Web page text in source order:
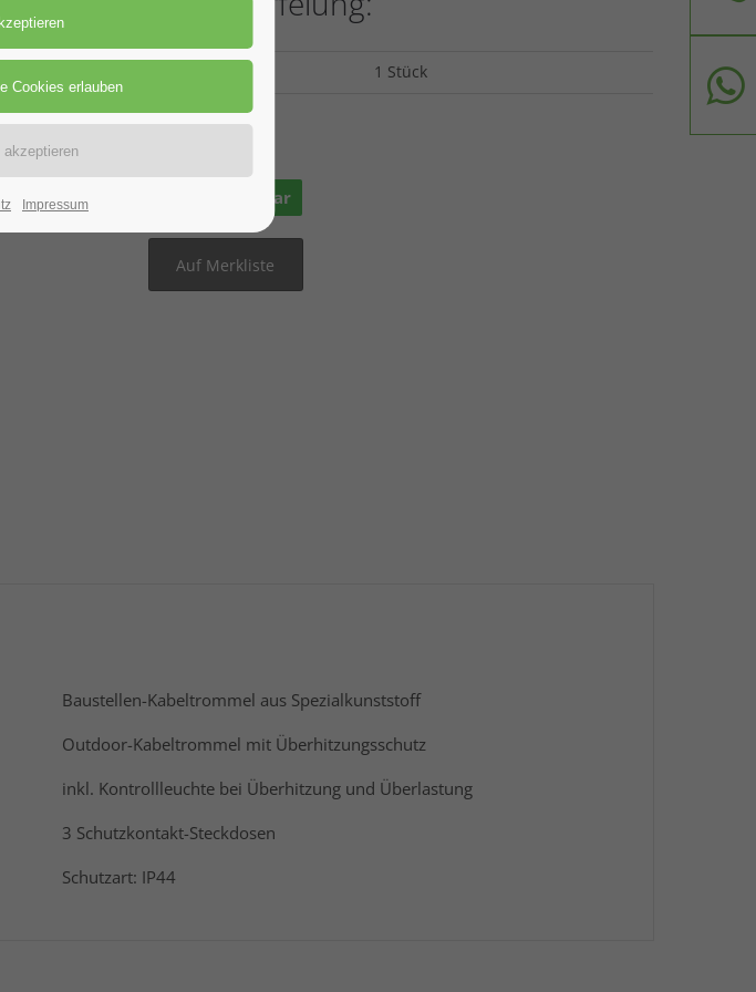
1 Stück
sofort Lieferbar
Baustellen-Kabeltrommel aus Spezialkunststoff
Outdoor-Kabeltrommel mit Überhitzungsschutz
inkl. Kontrollleuchte bei Überhitzung und Überlastung
3 Schutzkontakt-Steckdosen
Schutzart: IP44
Impressum